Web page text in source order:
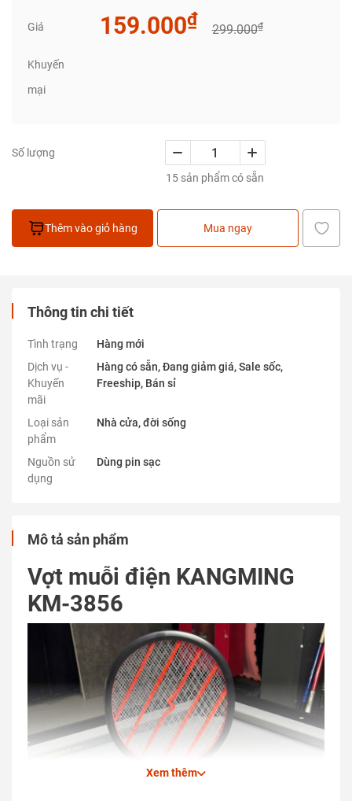
Giá 159.000₫
299.000₫
Khuyến
mại
Số lượng
15 sản phẩm có sẵn
Thêm vào giỏ hàng Mua ngay
Thông tin chi tiết
Tình trạng
Hàng mới
Dịch vụ -
Khuyến
mãi
Hàng có sẵn, Đang giảm giá, Sale sốc,
Freeship, Bán sỉ
Loại sản
phẩm
Nhà cửa, đời sống
Nguồn sử
dụng
Dùng pin sạc
Mô tả sản phẩm
Vợt muỗi điện KANGMING
KM-3856
Xem thêm